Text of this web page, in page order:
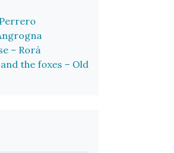
– Rorà
the foxes – Old